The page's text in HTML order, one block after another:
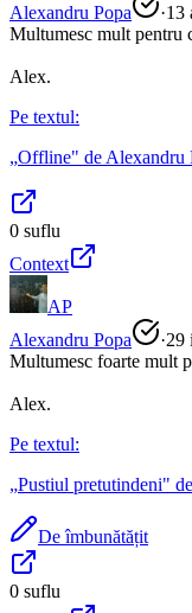
Alexandru Popa
·13
Multumesc mult pentru
Alex.
Pe textul:
„Offline" de Alexandru
0 suflu
Context
AP
Alexandru Popa
·29
Multumesc foarte mult
Alex.
Pe textul:
„Pustiul pretutindeni" de
De îmbunătățit
0 suflu